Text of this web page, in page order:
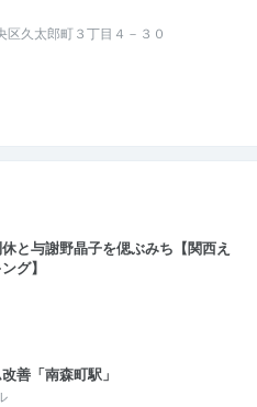
区久太郎町３丁目４－３０
と与謝野晶子を偲ぶみち【関西え
グ】
善「南森町駅」